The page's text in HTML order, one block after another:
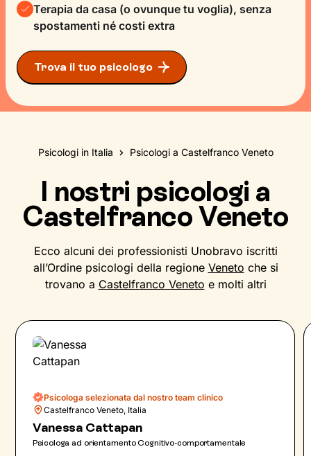
Terapia da casa (o ovunque tu voglia), senza
spostamenti né costi extra
Trova il tuo psicologo
Psicologi in Italia Psicologi a Castelfranco Veneto
I nostri psicologi a
Castelfranco Veneto
Ecco alcuni dei professionisti Unobravo iscritti
all’Ordine psicologi della regione Veneto che si
trovano a Castelfranco Veneto e molti altri
Psicologa selezionata dal nostro team clinico
Castelfranco Veneto, Italia
Vanessa Cattapan
Psicologa ad orientamento Cognitivo-comportamentale